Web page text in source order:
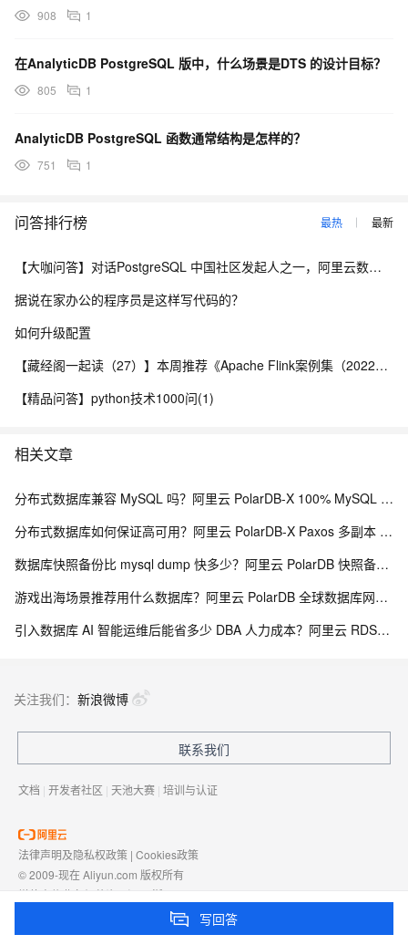
908 1
在AnalyticDB PostgreSQL 版中，什么场景是DTS 的设计目标？
805 1
AnalyticDB PostgreSQL 函数通常结构是怎样的？
751 1
问答排行榜 最热 最新
【大咖问答】对话PostgreSQL 中国社区发起人之一，阿里云数据库高级专家 德哥
据说在家办公的程序员是这样写代码的？
如何升级配置
【藏经阁一起读（27）】本周推荐《Apache Flink案例集（2022版）》，你有哪些心得？
【精品问答】python技术1000问(1)
相关文章
分布式数据库兼容 MySQL 吗？阿里云 PolarDB-X 100% MySQL 协议兼容零改造解析
分布式数据库如何保证高可用？阿里云 PolarDB-X Paxos 多副本 RPO=0 解析
数据库快照备份比 mysql dump 快多少？阿里云 PolarDB 快照备份与库表恢复解析
游戏出海场景推荐用什么数据库？阿里云 PolarDB 全球数据库网络 GDN 解析
引入数据库 AI 智能运维后能省多少 DBA 人力成本？阿里云 RDS、自治服务投入产出比（ROI）测算
写回答
关注我们： 新浪微博
联系我们
文档 | 开发者社区 | 天池大赛 | 培训与认证
法律声明及隐私权政策 | Cookies政策
© 2009-现在 Aliyun.com 版权所有
增值电信业务经营许可证： 浙B2-20080101
浙D3-20210002
浙公网安备 33010602009975号浙B2-20080101-4